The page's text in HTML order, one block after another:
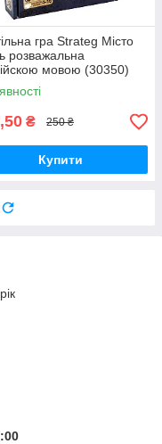
гра Strateg Місто
розважальна
мовою (30350)
₴ 250 ₴
Купити